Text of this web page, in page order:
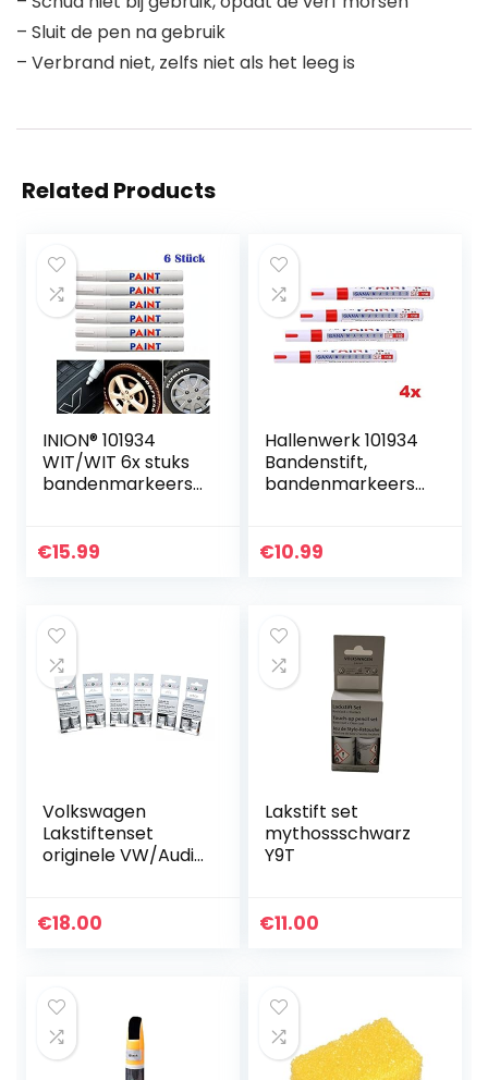
– Sluit de pen na gebruik
– Verbrand niet, zelfs niet als het leeg is
Related Products
INION® 101934
WIT/WIT 6x stuks
bandenmarkeersti
fietsbandenmarke
€15.99
Hallenwerk 101934
Bandenstift,
bandenmarkeersti
ft, waterbestendig,
€10.99
Volkswagen
Lakstiftenset
originele VW/Audi
[vermelding 17-
€18.00
Lakstift set
mythossschwarz
Y9T
€11.00